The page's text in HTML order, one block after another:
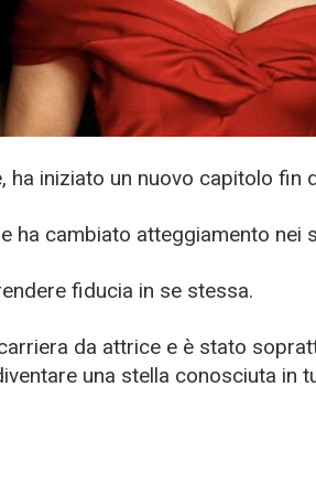
ha iniziato un nuovo capitolo fin
ha cambiato atteggiamento nei
fiducia in se stessa.
da attrice e è stato
una stella conosciuta in